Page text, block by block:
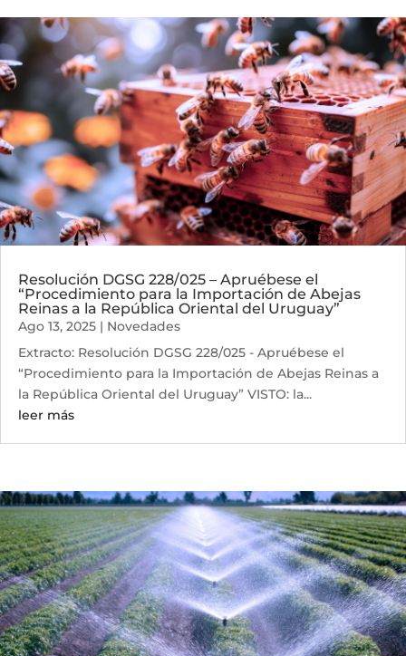
Resolución DGSG 228/025 – Apruébese el
“Procedimiento para la Importación de Abejas
Reinas a la República Oriental del Uruguay”
Ago 13, 2025 | Novedades
Extracto: Resolución DGSG 228/025 - Apruébese el
“Procedimiento para la Importación de Abejas Reinas a
la República Oriental del Uruguay” VISTO: la...
leer más